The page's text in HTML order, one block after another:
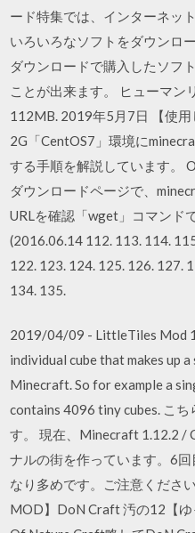
ード特集では、インターネッ
いろいろなソフトをダウンロ
ダウンロードで購入したソフ
ことが出来ます。 ヒューマン
112MB. 2019年5月7日 【使用
2G「CentOS7」環境に
する手順を解説しています。
ダウンロードページで、
URLを確認「wget」コマンド
(2016.06.14 112. 113. 114.
122. 123. 124. 125. 126. 127.
134. 135.
2019/04/09 - LittleTiles Mod
individual cube that makes up
Minecraft. So for example a
contains 4096 tiny cubes. こ
す。 現在、Minecraft 1.12.2 /
ナルの街を作っています。6
なり多めです。ご注意くださ
MOD】DoN Craft 汚の12【